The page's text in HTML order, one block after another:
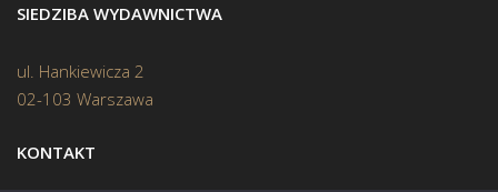
SIEDZIBA WYDAWNICTWA
ul. Hankiewicza 2
02-103 Warszawa
KONTAKT